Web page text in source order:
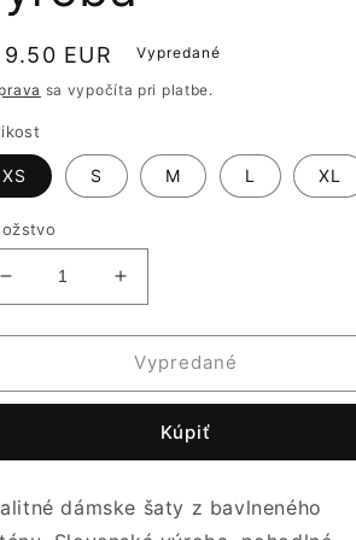
EUR Vypredané
sa vypočíta pri platbe.
XS S M L XL
množstvo
pre
z
-
|
Zvýšiť
množstvo
pre
Šaty
z
saténu
-
|
Vypredané
Kúpiť
dámske šaty z bavlneného